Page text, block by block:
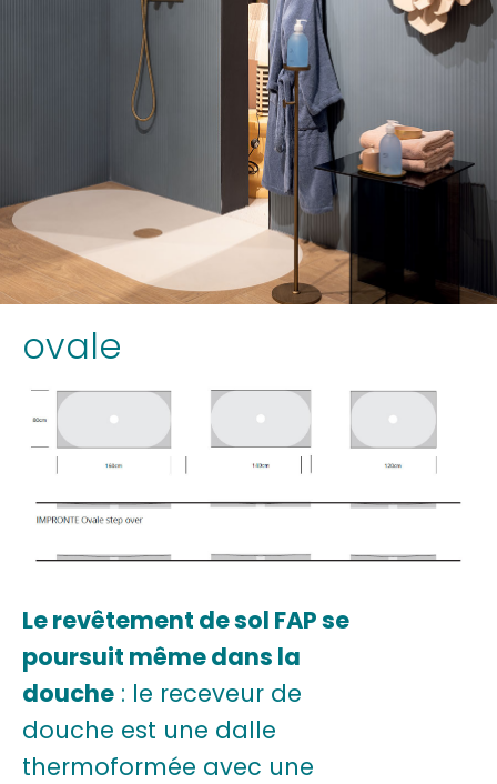
ovale
Le revêtement de sol FAP se
poursuit même dans la
douche : le receveur de
douche est une dalle
thermoformée avec une